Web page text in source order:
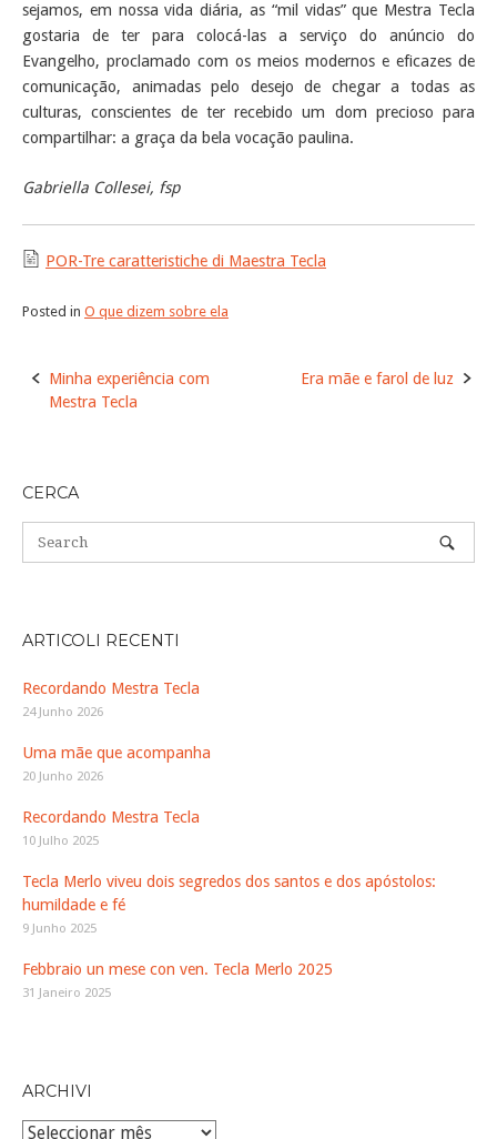
sejamos, em nossa vida diária, as “mil vidas” que Mestra Tecla
gostaria de ter para colocá-las a serviço do anúncio do
Evangelho, proclamado com os meios modernos e eficazes de
comunicação, animadas pelo desejo de chegar a todas as
culturas, conscientes de ter recebido um dom precioso para
compartilhar: a graça da bela vocação paulina.
Gabriella Collesei, fsp
POR-Tre caratteristiche di Maestra Tecla
Posted in O que dizem sobre ela
Post
navigation
Minha experiência com
Mestra Tecla
Era mãe e farol de luz
CERCA
ARTICOLI RECENTI
Recordando Mestra Tecla
24 Junho 2026
Uma mãe que acompanha
20 Junho 2026
Recordando Mestra Tecla
10 Julho 2025
Tecla Merlo viveu dois segredos dos santos e dos apóstolos:
humildade e fé
9 Junho 2025
Febbraio un mese con ven. Tecla Merlo 2025
31 Janeiro 2025
ARCHIVI
Archivi